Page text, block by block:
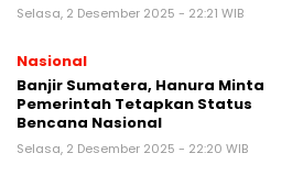
Selasa, 2 Desember 2025 - 22:21 WIB
Nasional
Banjir Sumatera, Hanura Minta
Pemerintah Tetapkan Status
Bencana Nasional
Selasa, 2 Desember 2025 - 22:20 WIB